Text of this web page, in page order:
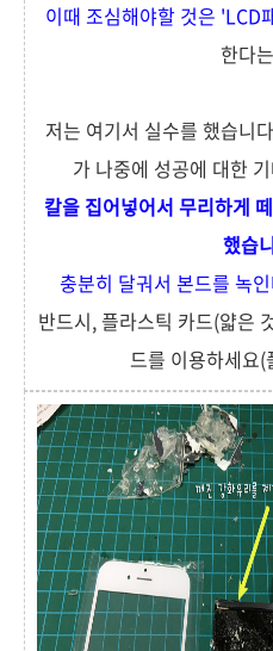
이때 조심해야할 것은 'LCD
한다
저는 여기서 실수를 했습니
가 나중에 성공에 대한
칼을 집어넣어서 무리하게
했습
충분히 달궈서 본드를 녹
반드시, 플라스틱 카드(얇은
드를 이용하세요(